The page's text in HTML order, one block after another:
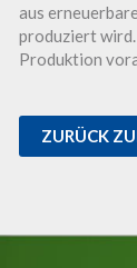
aus
produziert wird.
Produktion
ZURÜCK